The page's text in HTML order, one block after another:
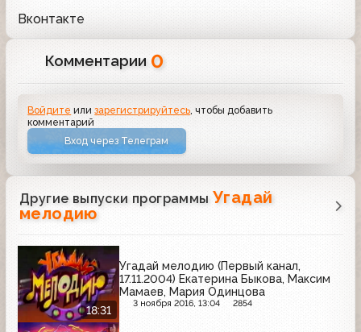
Вконтакте
Комментарии 0
Войдите илизарегистрируйтесь , чтобы добавить
комментарий
Вход через Телеграм
Другие выпуски программы Угадай
мелодию
18:31
Угадай мелодию (Первый канал,
17.11.2004) Екатерина Быкова, Максим
Мамаев, Мария Одинцова
3 ноября 2016, 13:04 2854